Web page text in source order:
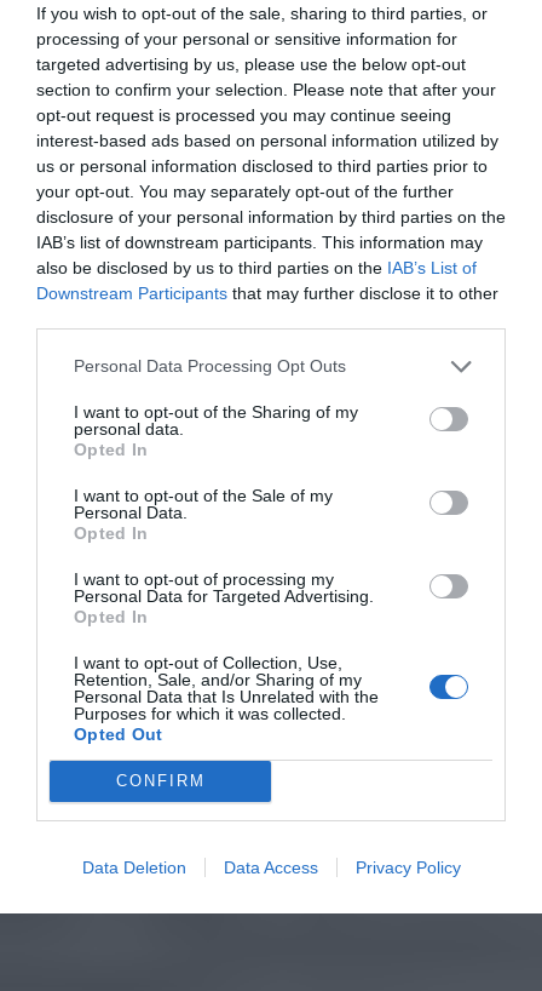
If you wish to opt-out of the sale, sharing to third parties, or
processing of your personal or sensitive information for
targeted advertising by us, please use the below opt-out
section to confirm your selection. Please note that after your
opt-out request is processed you may continue seeing
interest-based ads based on personal information utilized by
us or personal information disclosed to third parties prior to
your opt-out. You may separately opt-out of the further
disclosure of your personal information by third parties on the
IAB’s list of downstream participants. This information may
also be disclosed by us to third parties on the IAB’s List of
Downstream Participants that may further disclose it to other
Personal Data Processing Opt Outs
I want to opt-out of the Sharing of my
personal data.
Opted In
I want to opt-out of the Sale of my
Personal Data.
Opted In
I want to opt-out of processing my
Personal Data for Targeted Advertising.
Opted In
I want to opt-out of Collection, Use,
Retention, Sale, and/or Sharing of my
Personal Data that Is Unrelated with the
Purposes for which it was collected.
Opted Out
CONFIRM
Data Deletion Data Access Privacy Policy